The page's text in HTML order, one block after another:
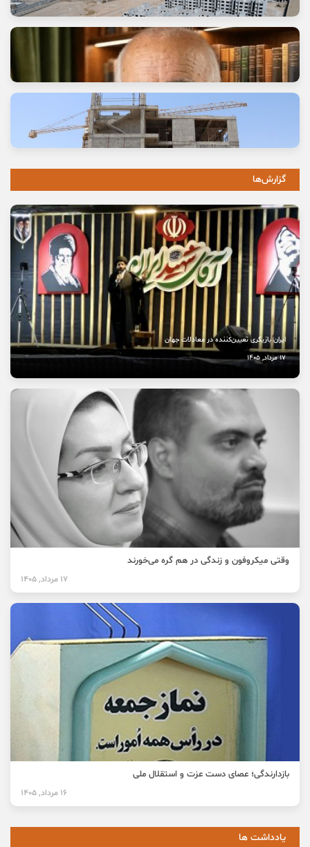
وعده خانه‌ای که برای خانواده‌ها گران تمام شد
11 مرداد, 1405
10 مرداد, 1405
نخستین بیمارستان چشم‌پزشکی سمنان در مسیر بهره‌برداری
8 مرداد, 1405
گزارش‌ها
ایران بازیگری تعیین‌کننده در معادلات جهان
17 مرداد, 1405
وقتی میکروفون و زندگی در هم گره می‌خورند
17 مرداد, 1405
بازدارندگی؛ عصای دست عزت و استقلال ملی
16 مرداد, 1405
یادداشت ها